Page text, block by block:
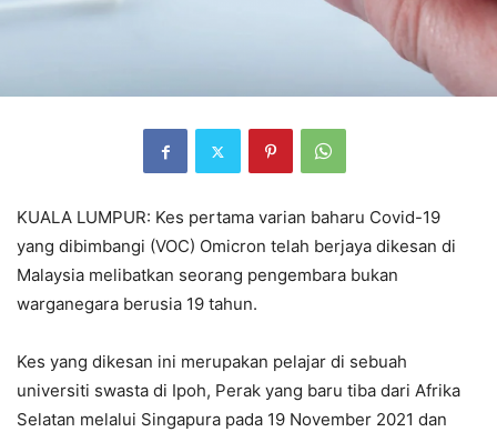
KUALA LUMPUR: Kes pertama varian baharu Covid-19
yang dibimbangi (VOC) Omicron telah berjaya dikesan di
Malaysia melibatkan seorang pengembara bukan
warganegara berusia 19 tahun.
Kes yang dikesan ini merupakan pelajar di sebuah
universiti swasta di Ipoh, Perak yang baru tiba dari Afrika
Selatan melalui Singapura pada 19 November 2021 dan